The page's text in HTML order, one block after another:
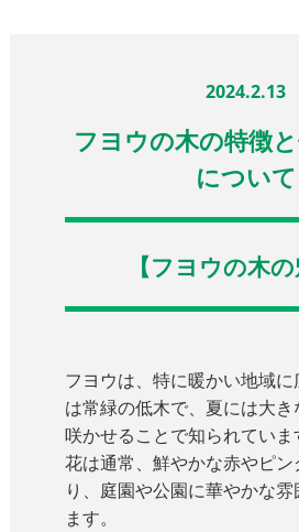
2024.2.13
フヨウの木の特徴
について
【フヨウの木の
フヨウは、特に暖かい地域
は常緑の低木で、夏には大
咲かせることで知られていま
花は通常、鮮やかな赤やピ
り、庭園や公園に華やかな
ます。